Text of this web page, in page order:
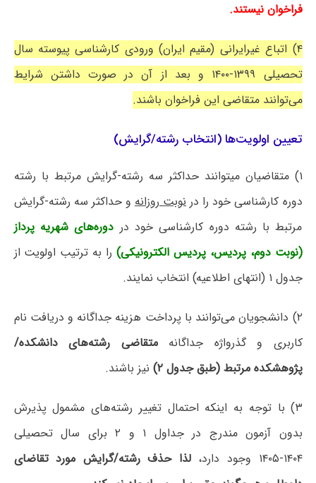
فراخوان نیستند.
۴) اتباع غیرایرانی (مقیم ایران) ورودی کارشناسی پیوسته سال
تحصیلی ۱۳۹۹-۱۴۰۰ و بعد از آن در صورت داشتن شرایط
می‌توانند متقاضی این فراخوان باشند.
تعیین اولویت‌ها (انتخاب رشته/گرایش)
۱) متقاضیان میتوانند حداکثر سه رشته-گرایش مرتبط با رشته
دوره کارشناسی خود را در نوبت روزانه و حداکثر سه رشته-گرایش
مرتبط با رشته دوره کارشناسی خود در دوره‌های شهریه پرداز
(نوبت دوم، پردیس، پردیس الکترونیکی) را به ترتیب اولویت از
جدول ۱ (انتهای اطلاعیه) انتخاب نمایند.
۲) دانشجویان می‌توانند با پرداخت هزینه جداگانه و دریافت نام
کاربری و گذرواژه جداگانهمتقاضی رشته‌های دانشکده/
پژوهشکده مرتبط (طبق جدول ۲)
نیز باشند.
۳) با توجه به اینکه احتمال تغییر رشته‌های مشمول پذیرش
بدون آزمون مندرج در جداول ۱ و ۲ برای سال تحصیلی
۱۴۰۴-۱۴۰۵ وجود دارد،
لذا حذف رشته/گرایش مورد تقاضای